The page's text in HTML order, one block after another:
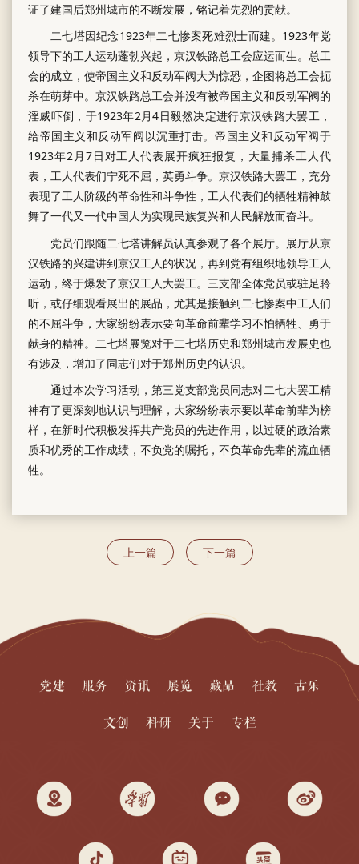
证了建国后郑州城市的不断发展，铭记着先烈的贡献。
二七塔因纪念1923年二七惨案死难烈士而建。1923年党
领导下的工人运动蓬勃兴起，京汉铁路总工会应运而生。总工
会的成立，使帝国主义和反动军阀大为惊恐，企图将总工会扼
杀在萌芽中。京汉铁路总工会并没有被帝国主义和反动军阀的
淫威吓倒，于1923年2月4日毅然决定进行京汉铁路大罢工，
给帝国主义和反动军阀以沉重打击。帝国主义和反动军阀于
1923年2月7日对工人代表展开疯狂报复，大量捕杀工人代
表，工人代表们宁死不屈，英勇斗争。京汉铁路大罢工，充分
表现了工人阶级的革命性和斗争性，工人代表们的牺牲精神鼓
舞了一代又一代中国人为实现民族复兴和人民解放而奋斗。
党员们跟随二七塔讲解员认真参观了各个展厅。展厅从京
汉铁路的兴建讲到京汉工人的状况，再到党有组织地领导工人
运动，终于爆发了京汉工人大罢工。三支部全体党员或驻足聆
听，或仔细观看展出的展品，尤其是接触到二七惨案中工人们
的不屈斗争，大家纷纷表示要向革命前辈学习不怕牺牲、勇于
献身的精神。二七塔展览对于二七塔历史和郑州城市发展史也
有涉及，增加了同志们对于郑州历史的认识。
通过本次学习活动，第三党支部党员同志对二七大罢工精
神有了更深刻地认识与理解，大家纷纷表示要以革命前辈为榜
样，在新时代积极发挥共产党员的先进作用，以过硬的政治素
质和优秀的工作成绩，不负党的嘱托，不负革命先辈的流血牺
牲。
上一篇 下一篇
党建 服务 资讯 展览 藏品 社教 古乐
文创 科研 关于 专栏